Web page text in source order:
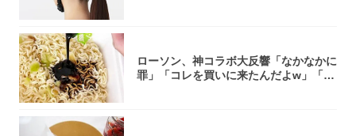
ローソン、神コラボ大反響「なかなかに
罪」「コレを買いに来たんだよw」「３